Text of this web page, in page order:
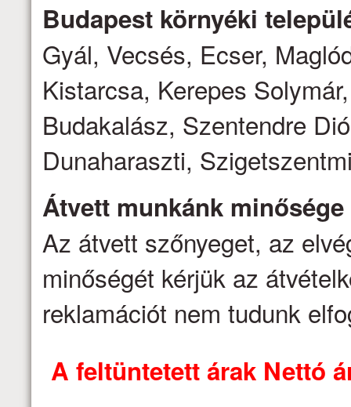
Budapest környéki
Gyál, Vecsés, Ecser,
Kistarcsa, Kerepes
Budakalász, Szentendre
Dunaharaszti,
Átvett munkánk minősége
Az átvett szőnyeget, az
minőségét kérjük az
reklamációt nem tudunk
A feltüntetett árak Nettó